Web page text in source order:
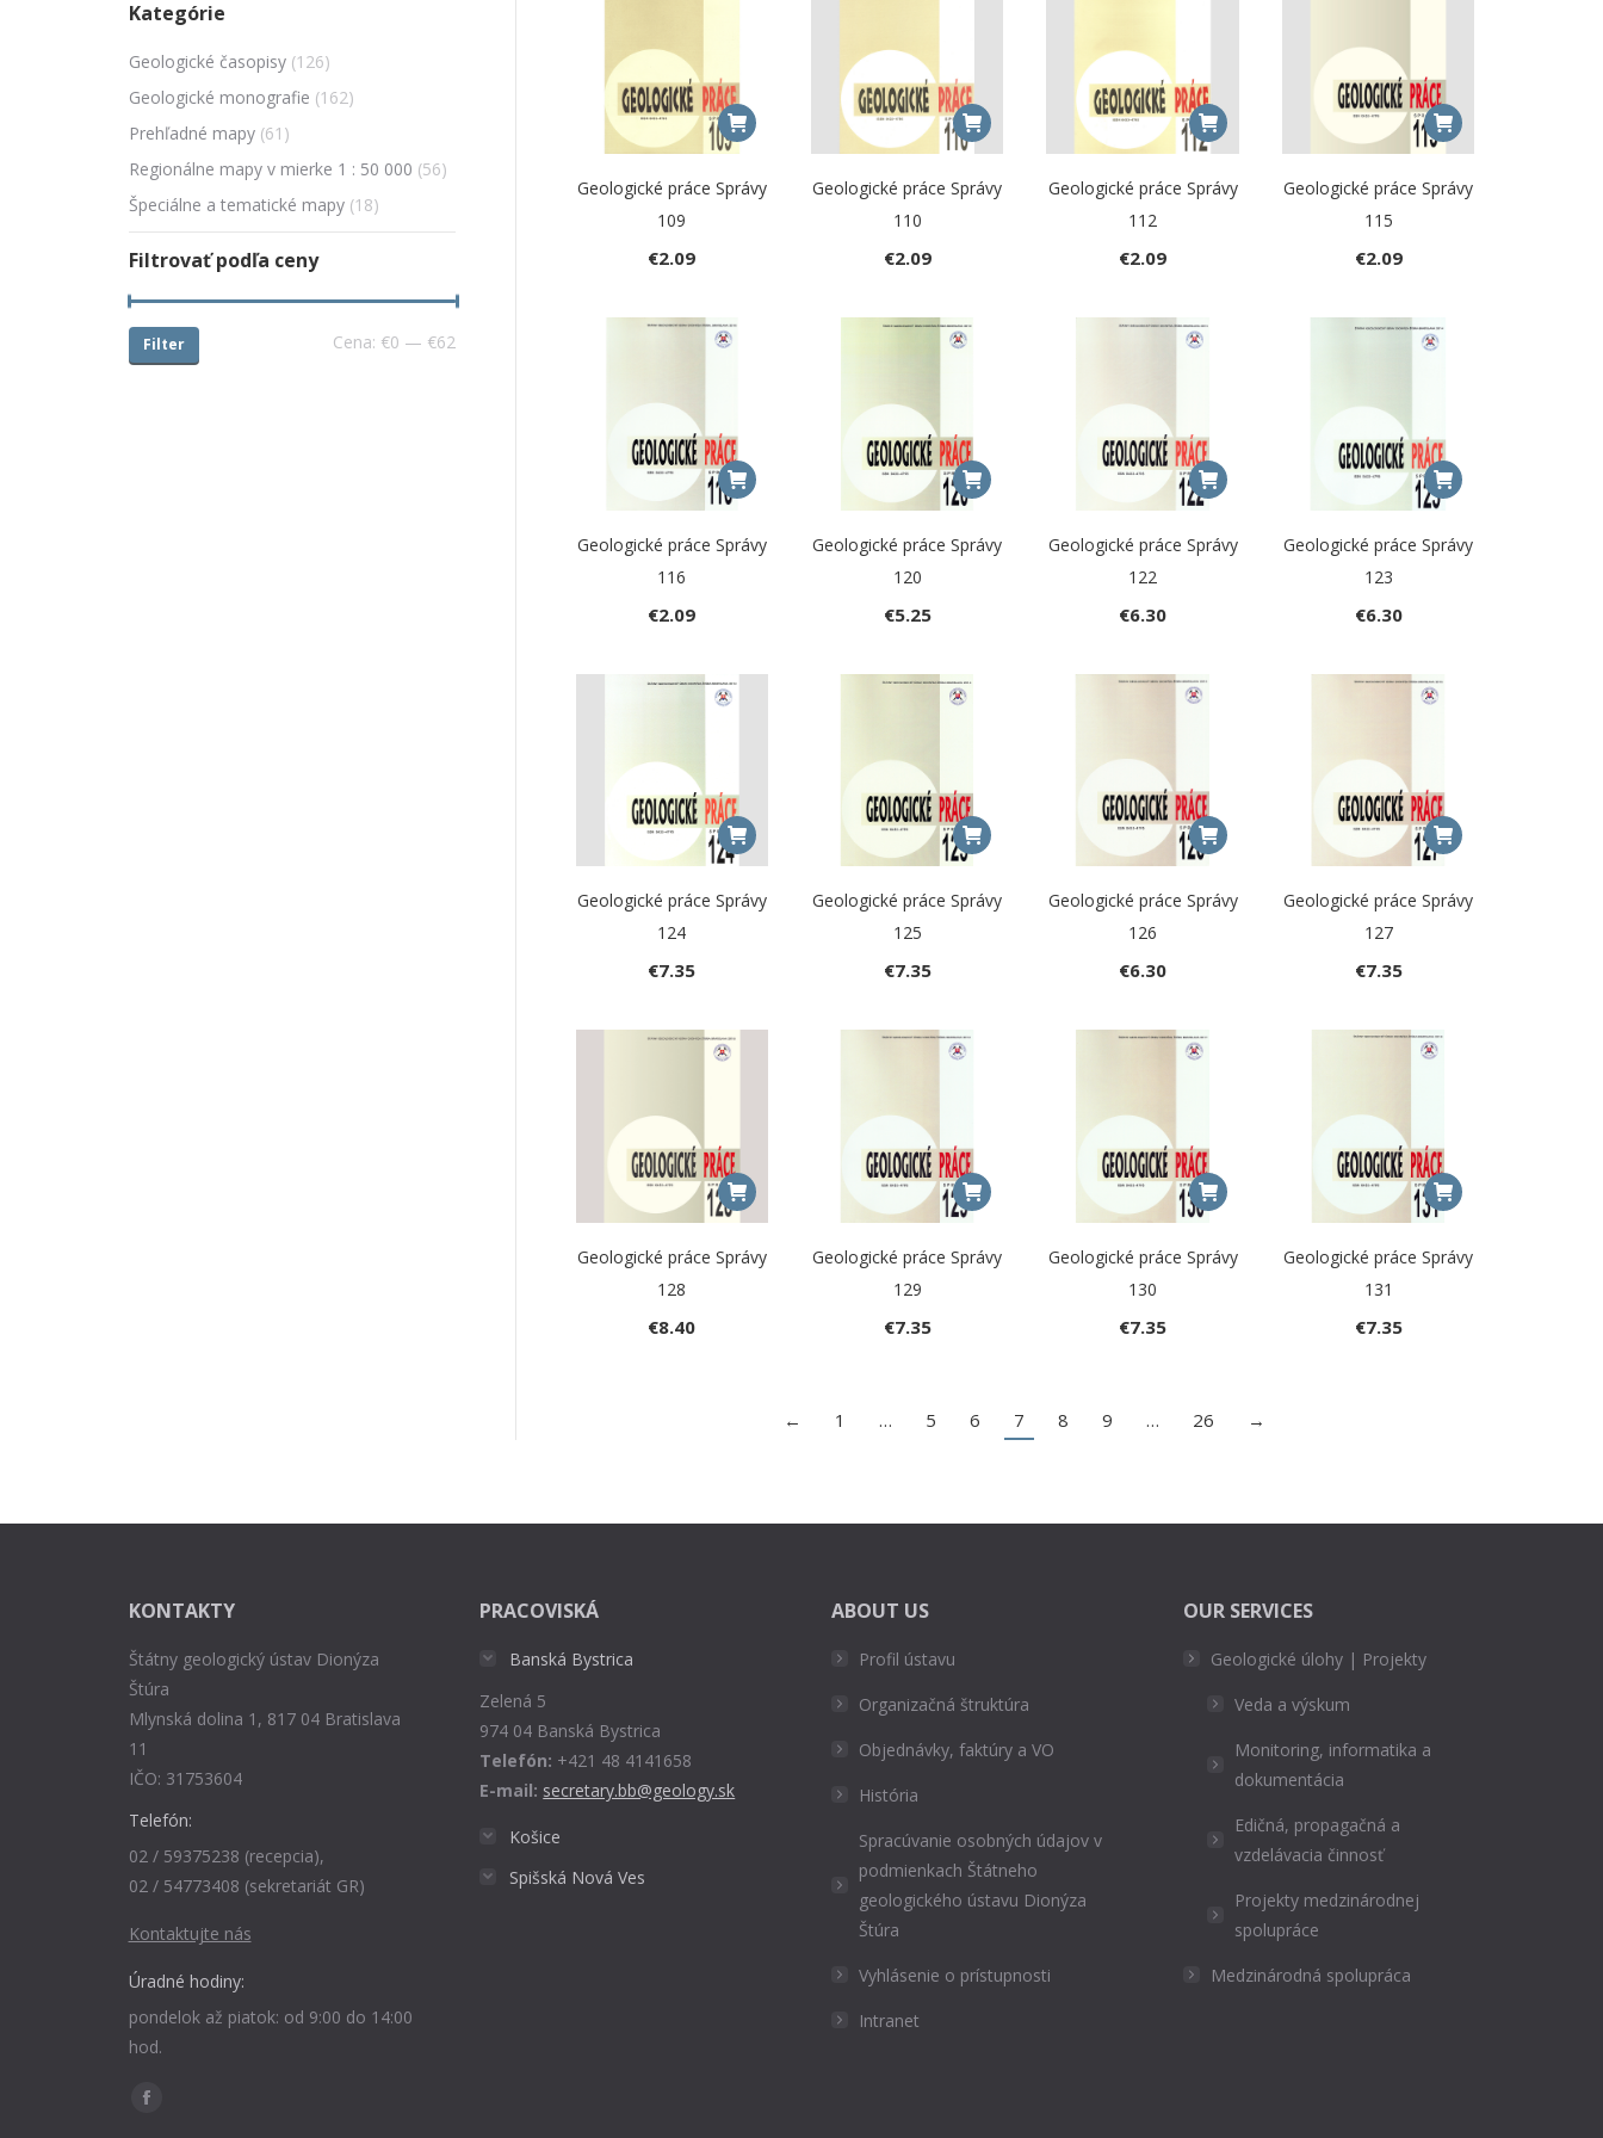
Geologické práce Správy
109
€2.09
Geologické práce Správy
110
€2.09
Geologické práce Správy
112
€2.09
Geologické práce Správy
115
€2.09
Geologické práce Správy
116
€2.09
Geologické práce Správy
120
€5.25
Geologické práce Správy
122
€6.30
Geologické práce Správy
123
€6.30
Geologické práce Správy
124
€7.35
Geologické práce Správy
125
€7.35
Geologické práce Správy
126
€6.30
Geologické práce Správy
127
€7.35
Geologické práce Správy
128
€8.40
Geologické práce Správy
129
€7.35
Geologické práce Správy
130
€7.35
Geologické práce Správy
131
€7.35
← 1 … 5 6 7 8 9 … 26 →
Kategórie
Geologické časopisy (126)
Geologické monografie (162)
Prehľadné mapy (61)
Regionálne mapy v mierke 1 : 50 000 (56)
Špeciálne a tematické mapy (18)
Filtrovať podľa ceny
Filter Cena: €0 — €62
KONTAKTY
Štátny geologický ústav Dionýza
Štúra
Mlynská dolina 1, 817 04 Bratislava
11
IČO: 31753604
Telefón:
02 / 59375238 (recepcia),
02 / 54773408 (sekretariát GR)
Kontaktujte nás
Úradné hodiny:
pondelok až piatok: od 9:00 do 14:00
hod.
Find us on:
Facebook
PRACOVISKÁ
Banská Bystrica
Zelená 5
974 04 Banská Bystrica
Telefón: +421 48 4141658
E-mail: secretary.bb@geology.sk
Košice
Spišská Nová Ves
ABOUT US
Profil ústavu
Organizačná štruktúra
Objednávky, faktúry a VO
História
Spracúvanie osobných údajov v
podmienkach Štátneho
geologického ústavu Dionýza
Štúra
Vyhlásenie o prístupnosti
Intranet
OUR SERVICES
Geologické úlohy | Projekty
Veda a výskum
Monitoring, informatika a
dokumentácia
Edičná, propagačná a
vzdelávacia činnosť
Projekty medzinárodnej
spolupráce
Medzinárodná spolupráca